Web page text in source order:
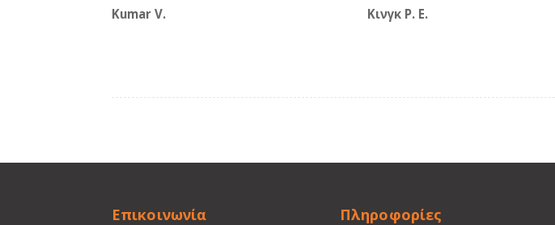
Kumar V. Κινγκ Ρ. Ε.
Επικοινωνία Πληροφορίες